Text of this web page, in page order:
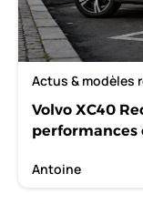
Actus & modèles
Volvo XC40
performances
Antoine